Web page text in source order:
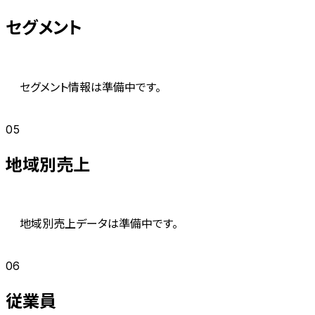
セグメント
セグメント情報は準備中です。
05
地域別売上
地域別売上データは準備中です。
06
従業員